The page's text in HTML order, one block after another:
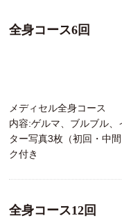
全身コース6回
メディセル全身コース
内容:ゲルマ、ブルブル
ター写真3枚（初回・中
ク付き
全身コース12回